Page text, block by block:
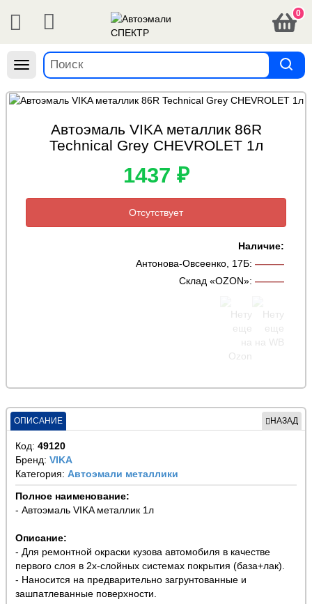
0
Навигация
Автоэмаль VIKA металлик 86R
Technical Grey CHEVROLET 1л
1437 ₽
Отсутствует
Наличие:
Антонова-Овсеенко, 17Б: ———
Склад «OZON»: ———
ОПИСАНИЕ НАЗАД
Код: 49120
Бренд: VIKA
Категория: Автоэмали металлики
Полное наименование:
- Автоэмаль VIKA металлик 1л
Описание:
- Для ремонтной окраски кузова автомобиля в качестве
первого слоя в 2х-слойных системах покрытия (база+лак).
- Наносится на предварительно загрунтованные и
зашпатлеванные поверхности.